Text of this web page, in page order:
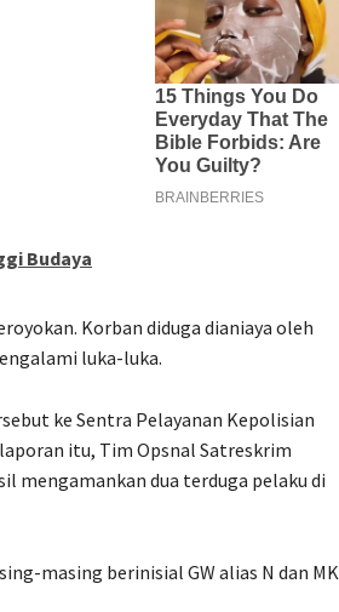
Budaya
Korban diduga dianiaya oleh
luka-luka.
ke Sentra Pelayanan Kepolisian
itu, Tim Opsnal Satreskrim
mengamankan dua terduga pelaku di
masing berinisial GW alias N dan MK